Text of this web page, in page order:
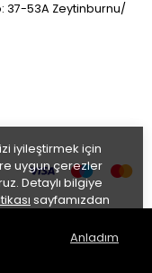
iyileştirmek için
uygun çerezler
Detaylı bilgiye
sayfamızdan
Anladım
37-53A Zeytinburnu/